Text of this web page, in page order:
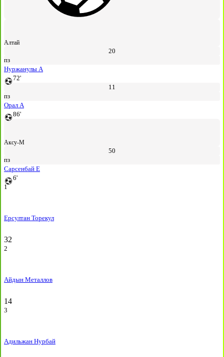
Алтай
20
пз
Нуржанулы А
72'
11
пз
Орал А
86'
Аксу-М
50
пз
Сарсенбай Е
6'
1
Ерсултан Торекул
32
2
Айдын Металлов
14
3
Адильжан Нурбай